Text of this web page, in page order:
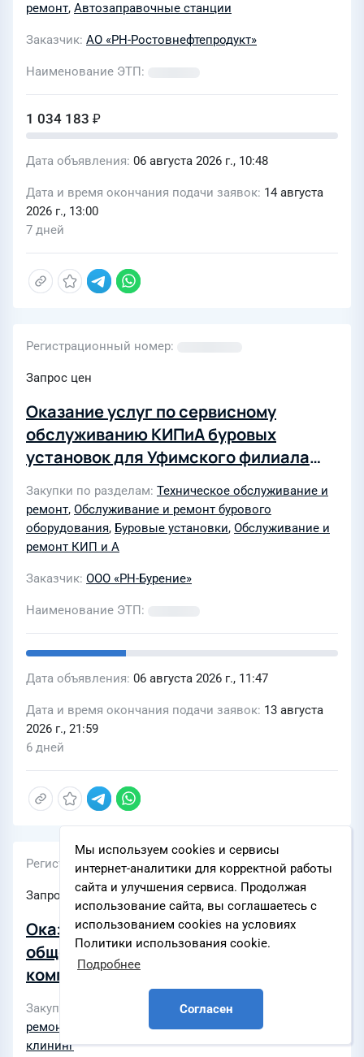
Мы используем cookies и сервисы
интернет-аналитики для корректной работы
сайта и улучшения сервиса. Продолжая
использование сайта, вы соглашаетесь с
использованием cookies на условиях
Политики использования cookie.
Подробнее
Согласен
ремонт, Автозаправочные станции
Заказчик АО «РН-Ростовнефтепродукт»
Наименование ЭТП
1 034 183 ₽
Дата объявления 06 августа 2026 г., 10:48
Дата и время окончания подачи заявок 14 августа
2026 г., 13:00
7 дней
Регистрационный номер
Запрос цен
Оказание услуг по сервисному
обслуживанию КИПиА буровых
установок для Уфимского филиала
Закупки по разделам Техническое обслуживание и
ремонт, Обслуживание и ремонт бурового
оборудования, Буровые установки, Обслуживание и
ремонт КИП и А
Заказчик ООО «РН-Бурение»
Наименование ЭТП
Дата объявления 06 августа 2026 г., 11:47
Дата и время окончания подачи заявок 13 августа
2026 г., 21:59
6 дней
Регистрационный номер
Запрос цен
Оказание услуг по организации
общественного питания и
комплексного сервисного
обслуживания объектов социально-
бытового назначения на территории
ООО "Шкаповское ГПП" (Шкаповское
Закупки по разделам
Техническое обслуживание и
ремонт
Услуги для персонала,Уборка территории,
клининг